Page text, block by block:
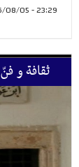
23:29 - 2026/08/05
ثقافة و فنّ